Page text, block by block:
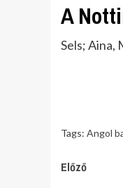
A
Sels; Aina,
Tags: Angol
Előző